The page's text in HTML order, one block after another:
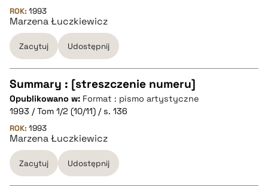
pobierz cytat
BIBTEX
pobierz cytat
ROK: 1993
Marzena Łuczkiewicz
Zacytuj Udostępnij
CZYSTY TEKST
pobierz cytat
BIBTEX
Summary : [streszczenie numeru]
Opublikowano w: Format : pismo artystyczne
1993 / Tom 1/2 (10/11) / s. 136
ROK: 1993
Marzena Łuczkiewicz
Zacytuj Udostępnij